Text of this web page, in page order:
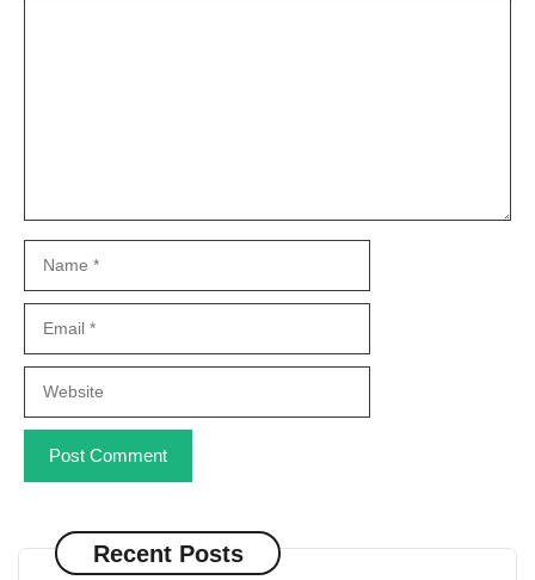
Recent Posts